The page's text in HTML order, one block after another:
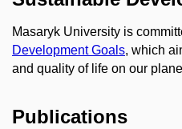
Masaryk University is
Development Goals, which
and quality of life on our
Publications